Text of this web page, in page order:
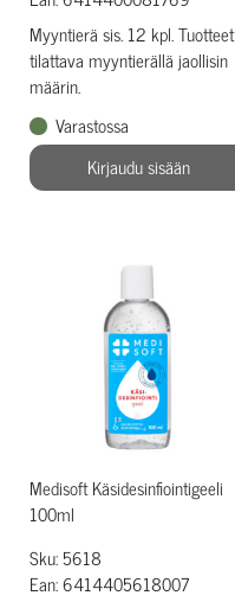
Myyntierä sis. 12 kpl. Tuotteet
tilattava myyntierällä jaollisin
määrin.
Varastossa
Kirjaudu sisään
Medisoft Käsidesinfiointigeeli
100ml
Sku: 5618
Ean: 6414405618007